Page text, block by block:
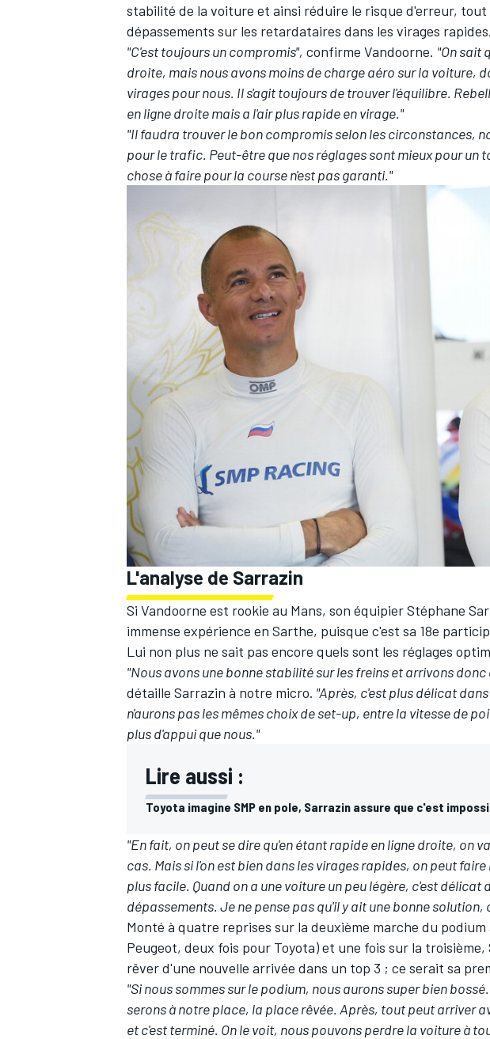
AUTRES CHAMPIONNATS
stabilité de la voiture et ainsi réduire le risque d'erreur,
dépassements sur les retardataires dans les virages rapides.
"C'est toujours un compromis", confirme Vandoorne. "On sait
droite, mais nous avons moins de charge aéro sur la voiture,
virages pour nous. Il s'agit toujours de trouver l'équilibre.
en ligne droite mais a l'air plus rapide en virage."
"Il faudra trouver le bon compromis selon les circonstances,
pour le trafic. Peut-être que nos réglages sont mieux pour un
chose à faire pour la course n'est pas garanti."
L'analyse de Sarrazin
Si Vandoorne est rookie au Mans, son équipierStéphane
immense expérience en Sarthe, puisque c'est sa 18e
Lui non plus ne sait pas encore quels sont les réglages
"Nous avons une bonne stabilité sur les freins et arrivons
détaille Sarrazin à notre micro. "Après, c'est plus délicat
n'aurons pas les mêmes choix de set-up, entre la vitesse de
plus d'appui que nous."
Lire aussi :
Toyota imagine SMP en pole, Sarrazin assure que c'est
"En fait, on peut se dire qu'en étant rapide en ligne droite, on
cas. Mais si l'on est bien dans les virages rapides, on peut
plus facile. Quand on a une voiture un peu légère, c'est délicat
dépassements. Je ne pense pas qu'il y ait une bonne solution,
Monté à quatre reprises sur la deuxième marche du podium
Peugeot, deux fois pour Toyota) et une fois sur la
rêver d'une nouvelle arrivée dans un top 3 ; ce serait sa
"Si nous sommes sur le podium, nous aurons super bien
serons à notre place, la place rêvée. Après, tout peut arriver
et c'est terminé. On le voit, nous pouvons perdre la voiture à